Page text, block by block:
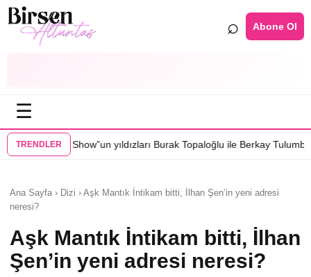
⌕ Abone Ol
☰
TRENDLER
yıldızları Burak Topaloğlu ile Berkay Tulumbacı “Ecünni” filminde
Ana Sayfa › Dizi › Aşk Mantık İntikam bitti, İlhan Şen’in yeni adresi
neresi?
Aşk Mantık İntikam bitti, İlhan
Şen’in yeni adresi neresi?